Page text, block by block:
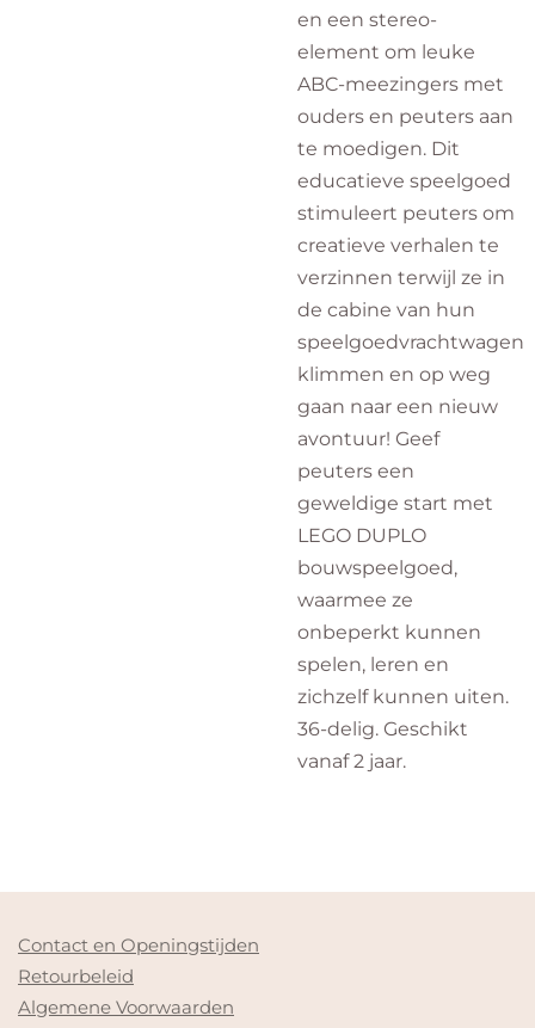
en een stereo-
element om leuke
ABC-meezingers met
ouders en peuters aan
te moedigen. Dit
educatieve speelgoed
stimuleert peuters om
creatieve verhalen te
verzinnen terwijl ze in
de cabine van hun
speelgoedvrachtwagen
klimmen en op weg
gaan naar een nieuw
avontuur! Geef
peuters een
geweldige start met
LEGO DUPLO
bouwspeelgoed,
waarmee ze
onbeperkt kunnen
spelen, leren en
zichzelf kunnen uiten.
36-delig. Geschikt
vanaf 2 jaar.
Contact en Openingstijden
Retourbeleid
Algemene Voorwaarden